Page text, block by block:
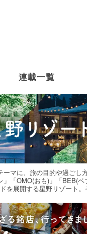
連載一覧
ーマに、旅の目的や過ごし
「OMO(おも)」「BEB(ベ
を展開する星野リゾート